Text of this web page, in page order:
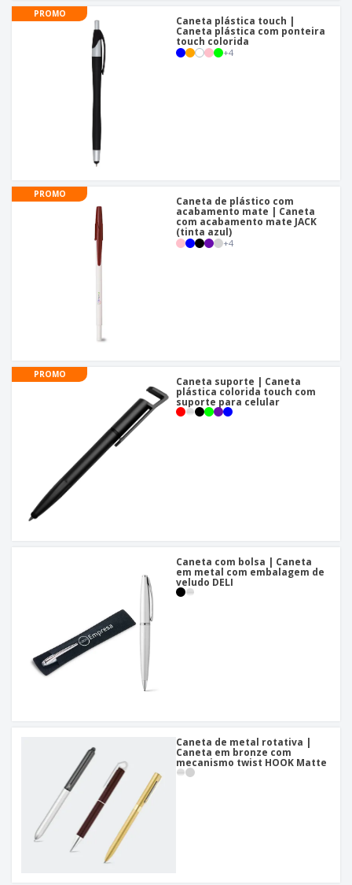
PROMO
Caneta plástica touch |
Caneta plástica com ponteira
touch colorida
+4
PROMO
Caneta de plástico com
acabamento mate | Caneta
com acabamento mate JACK
(tinta azul)
+4
PROMO
Caneta suporte | Caneta
plástica colorida touch com
suporte para celular
Caneta com bolsa | Caneta
em metal com embalagem de
veludo DELI
Caneta de metal rotativa |
Caneta em bronze com
mecanismo twist HOOK Matte